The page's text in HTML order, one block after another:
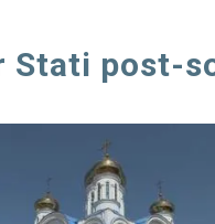
Stati post-